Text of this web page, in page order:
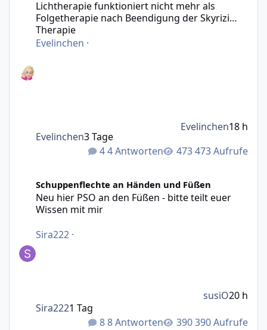
Lichtherapie funktioniert nicht mehr als
Folgetherapie nach Beendigung der Skyrizi
Therapie
Evelinchen ·
4 Antworten 473 Aufrufe
Evelinchen3 Tage
Evelinchen18 h
Schuppenflechte an Händen und Füßen
Neu hier PSO an den Füßen - bitte teilt euer
Wissen mit mir
Sira222 ·
8 Antworten 390 Aufrufe
Sira2221 Tag
susiO20 h